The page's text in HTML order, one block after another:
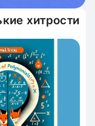
хитрости